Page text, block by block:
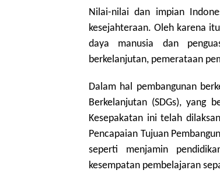
Nilai-nilai dan impian
kesejahteraan. Oleh karena
daya manusia dan
berkelanjutan, pemerataan
Dalam hal pembangunan
Berkelanjutan (SDGs), yang
Kesepakatan ini telah
Pencapaian Tujuan
seperti menjamin
kesempatan pembelajaran